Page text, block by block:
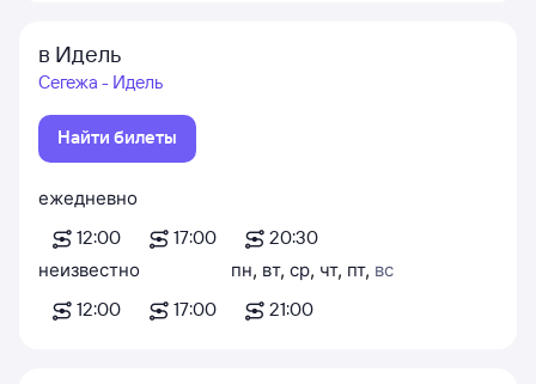
в Идель
Сегежа - Идель
Найти билеты
ежедневно
12:00
17:00
20:30
неизвестно
12:00
17:00
пн, вт, ср, чт, пт, вс
21:00